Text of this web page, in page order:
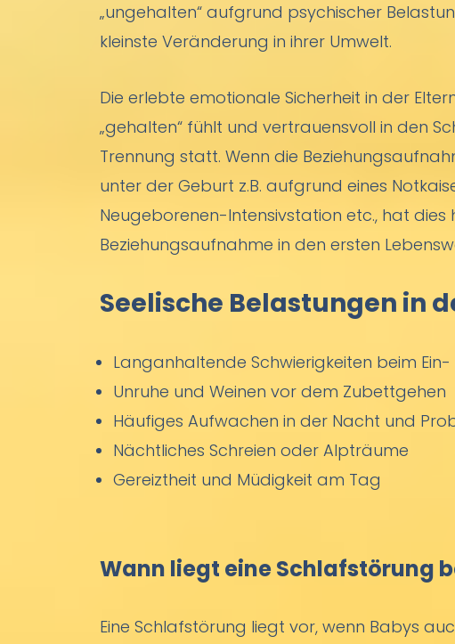
„ungehalten“ aufgrund psychischer
kleinste Veränderung in ihrer Umwelt.
Die erlebte emotionale Sicherheit in der
„gehalten“ fühlt und vertrauensvoll in den
Trennung statt. Wenn die
unter der Geburt z.B. aufgrund eines
Neugeborenen-Intensivstation etc., hat
Beziehungsaufnahme in den ersten
Seelische Belastungen in
Langanhaltende Schwierigkeiten beim
Unruhe und Weinen vor dem Zubettgehen
Häufiges Aufwachen in der Nacht und
Nächtliches Schreien oder Alpträume
Gereiztheit und Müdigkeit am Tag
Wann liegt eine Schlafstörung
Eine Schlafstörung liegt vor, wenn Babys